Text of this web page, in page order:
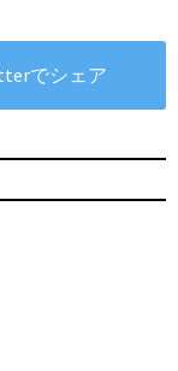
でシェア